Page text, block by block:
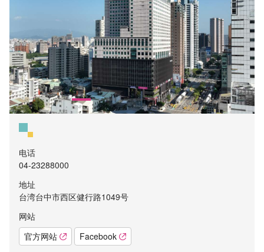
电话
04-23288000
地址
台湾台中市西区健行路1049号
网站
官方网站
Facebook